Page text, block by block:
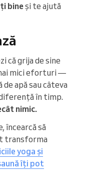
bineși te ajută
că grija de sine
mici eforturi —
de apă sau câteva
în timp.
nimic.
încearcă să
transforma
yoga și
îți pot